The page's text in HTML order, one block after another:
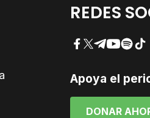
REDES
Facebook
Twitter
Telegram
YouTube
Spotify
Apoya el
DONAR